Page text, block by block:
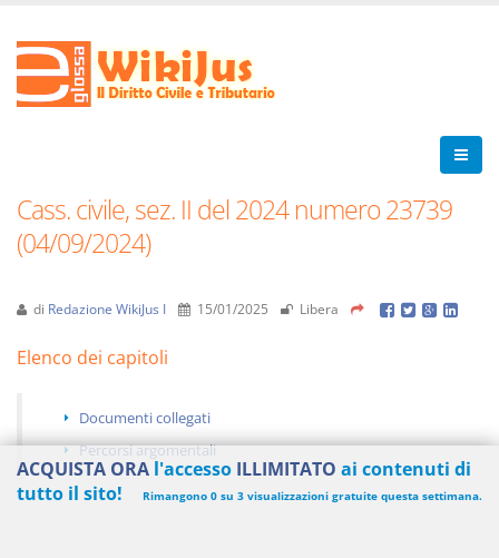
Cass. civile, sez. II del 2024 numero 23739
(04/09/2024)
di Redazione WikiJus I 15/01/2025 Libera
Elenco dei capitoli
Documenti collegati
Percorsi argomentali
ACQUISTA ORA l'accesso ILLIMITATO ai contenuti di
tutto il sito!
Rimangono 0 su 3 visualizzazioni gratuite questa settimana.